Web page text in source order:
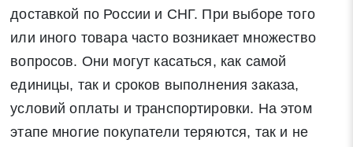
доставкой по России и СНГ. При выборе того
или иного товара часто возникает множество
вопросов. Они могут касаться, как самой
единицы, так и сроков выполнения заказа,
условий оплаты и транспортировки. На этом
этапе многие покупатели теряются, так и не